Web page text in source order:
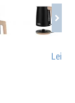
Lei